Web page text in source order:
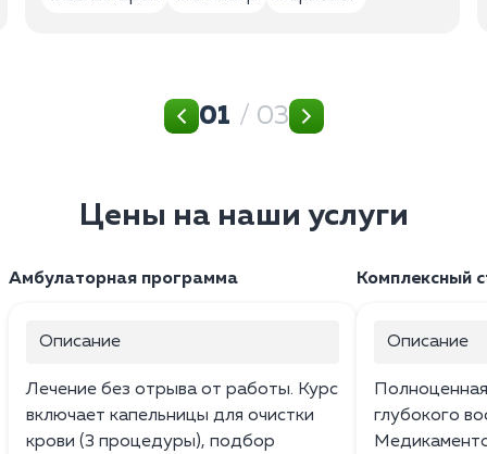
01 / 03
Цены на наши услуги
Амбулаторная программа
Описание
Лечение без отрыва от работы. Курс
включает капельницы для очистки
крови (3 процедуры), подбор
Комплексный
Описание
глубокого